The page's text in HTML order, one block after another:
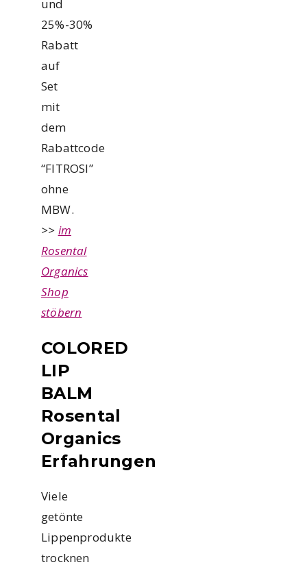
und
25%-30%
Rabatt
auf
Set
mit
dem
Rabattcode
“FITROSI”
ohne
MBW.
>> im
Rosental
Organics
Shop
stöbern
COLORED
LIP
BALM
Rosental
Organics
Erfahrungen
Viele
getönte
Lippenprodukte
trocknen